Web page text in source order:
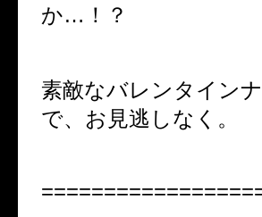
か… ！？
素敵なバレンタイン
で、お見逃しなく。